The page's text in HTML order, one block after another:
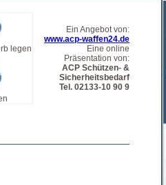
legen
Ein Angebot von:
www.acp-waffen24.de
Eine online
Präsentation von:
ACP Schützen- &
Sicherheitsbedarf
Tel. 02133-10 90 9